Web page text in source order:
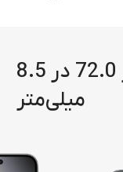
152.8 در 72.0 در 8.5
میلی‌متر